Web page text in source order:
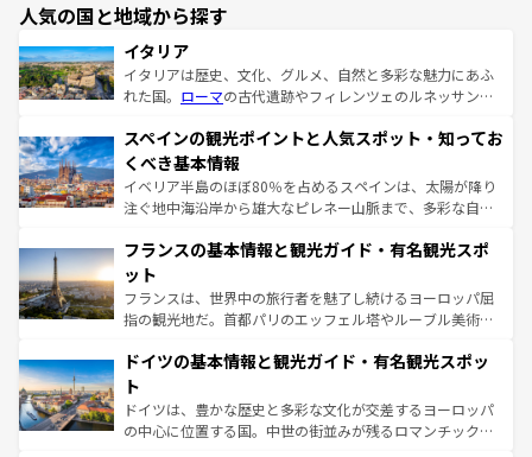
人気の国と地域から探す
イタリア
イタリアは歴史、文化、グルメ、自然と多彩な魅力にあふ
れた国。 ローマの古代遺跡やフィレンツェのルネッサンス
ろん、トスカーナの美しい田園風景やアマルフィ海岸の絶
景など、自然景観も見逃せない。観光の合間には、本場の
ピザやパスタなど、絶品のイタリア料理を堪能することも
できる。朝目覚めてから夜眠るまで、すべての瞬間を楽し
なお、新着のイタリア情報はコンテンツ一覧を参照してほ
しい。
スペインの観光ポイントと人気スポット・知ってお
くべき基本情報
イベリア半島のほぼ80％を占めるスペインは、太陽が降り
注ぐ地中海沿岸から雄大なピレネー山脈まで、多彩な自然
文化が根付くこの国では、情熱的なフラメンコ、熱気あふ
れる闘牛、そして美味しいタパスが生活の一部となってい
る。首都マドリードの洗練された雰囲気や、バルセロナの
アートに溢れた街角から、地方では古代ローマ遺跡や中世
せる。地方によって風土や気候が異なるスペインはその個
ンテンツ一覧 を参照してほしい。
フランスの基本情報と観光ガイド・有名観光スポ
ット
フランスは、世界中の旅行者を魅了し続けるヨーロッパ屈
指の観光地だ。首都パリのエッフェル塔やルーブル美術館
で、幅広い魅力が詰まっている。華麗な宮殿、歴史的な大
聖堂、美しいビーチ、そして豊かな自然が、訪れる者を心
から魅了する。また、フランスは美食の国としても知ら
れ、フランス料理はユネスコ無形文化遺産にも登録されて
ドイツの基本情報と観光ガイド・有名観光スポッ
ト
ドイツは、豊かな歴史と多彩な文化が交差するヨーロッパ
の中心に位置する国。中世の街並みが残るロマンチック街